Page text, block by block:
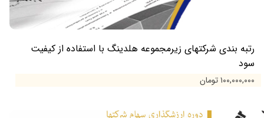
رتبه بندی شرکتهای زیرمجموعه هلدینگ با استفاده از کیفیت
سود
۱۰۰,۰۰۰,۰۰۰ تومان